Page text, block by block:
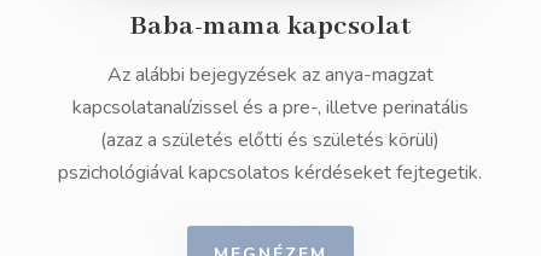
Baba-mama kapcsolat
Az alábbi bejegyzések az anya-magzat
kapcsolatanalízissel és a pre-, illetve perinatális
(azaz a születés előtti és születés körüli)
pszichológiával kapcsolatos kérdéseket fejtegetik.